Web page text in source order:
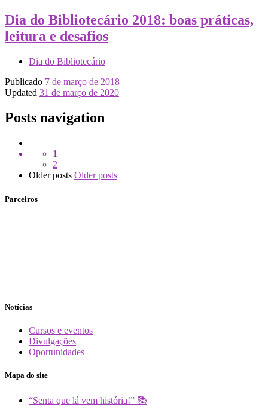
Dia do Bibliotecário 2018: boas práticas,
leitura e desafios
Dia do Bibliotecário
Publicado 7 de março de 2018
Updated 31 de março de 2020
Posts navigation
1
2
Older posts Older posts
Parceiros
Notícias
Cursos e eventos
Divulgações
Oportunidades
Mapa do site
“Senta que lá vem história!” 📚